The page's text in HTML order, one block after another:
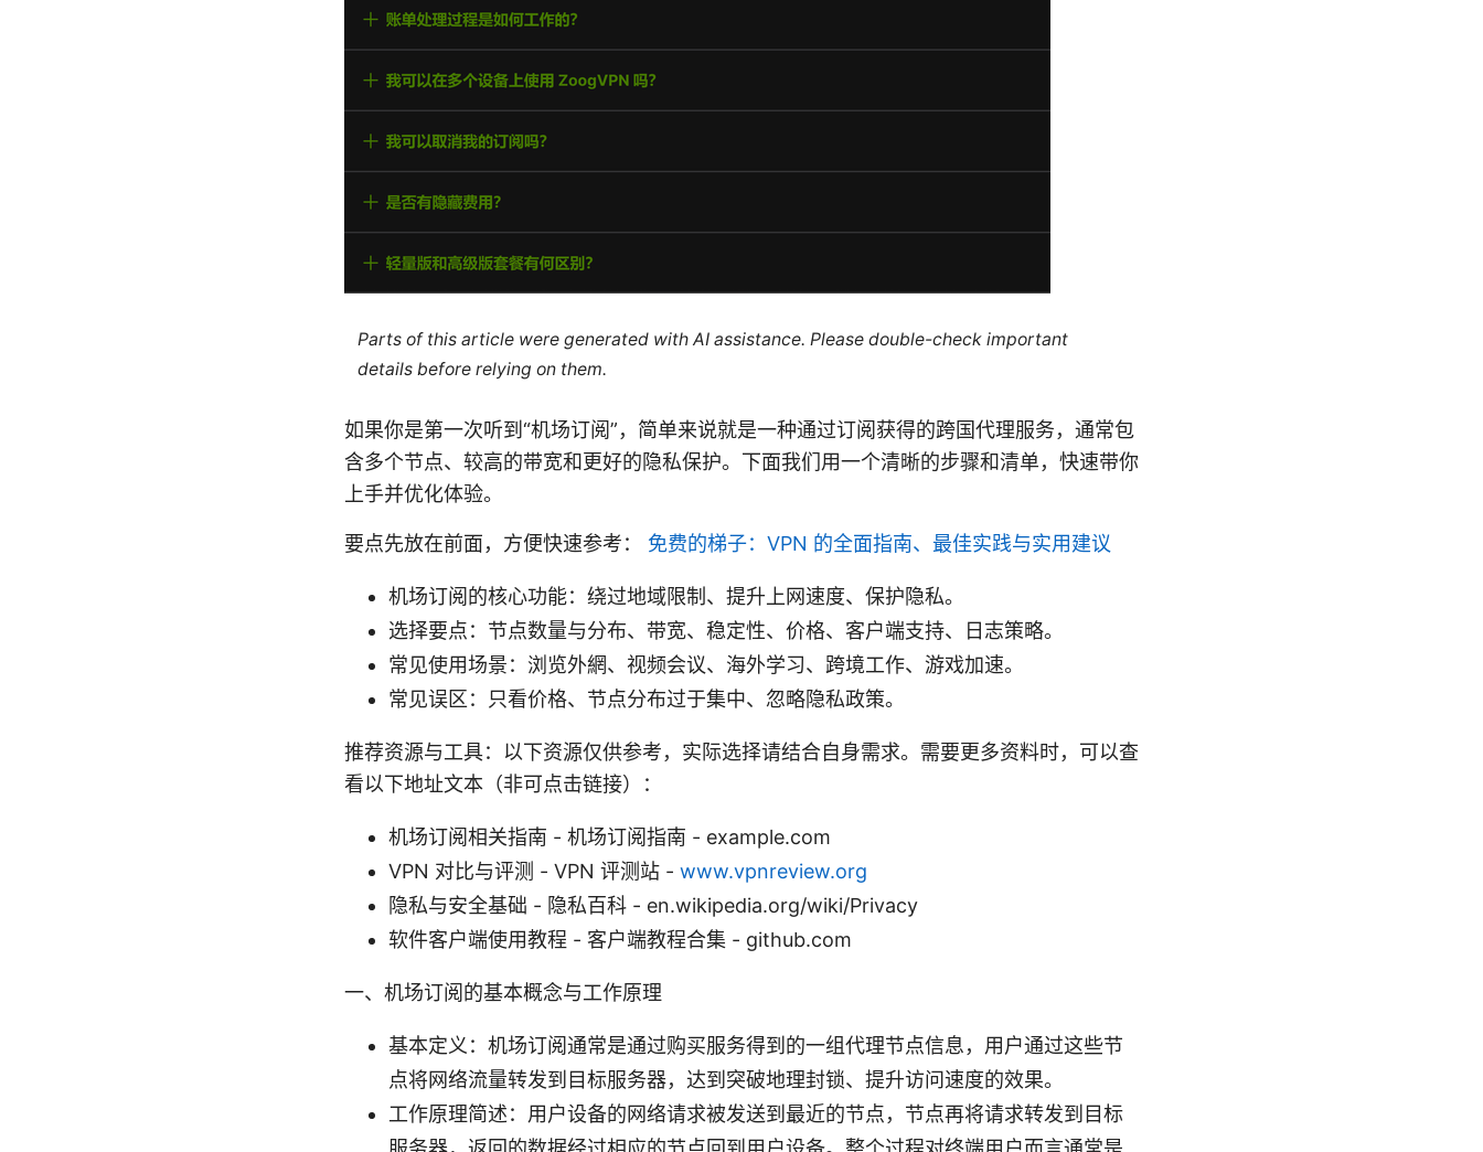
Parts of this article were generated with AI assistance. Please double-check important
details before relying on them.
如果你是第一次听到“机场订阅”，简单来说就是一种通过订阅获得的跨国代理服务，通常包
含多个节点、较高的带宽和更好的隐私保护。下面我们用一个清晰的步骤和清单，快速带你
上手并优化体验。
要点先放在前面，方便快速参考： 免费的梯子：VPN 的全面指南、最佳实践与实用建议
机场订阅的核心功能：绕过地域限制、提升上网速度、保护隐私。
选择要点：节点数量与分布、带宽、稳定性、价格、客户端支持、日志策略。
常见使用场景：浏览外網、视频会议、海外学习、跨境工作、游戏加速。
常见误区：只看价格、节点分布过于集中、忽略隐私政策。
推荐资源与工具：以下资源仅供参考，实际选择请结合自身需求。需要更多资料时，可以查
看以下地址文本（非可点击链接）：
机场订阅相关指南 - 机场订阅指南 - example.com
VPN 对比与评测 - VPN 评测站 - www.vpnreview.org
隐私与安全基础 - 隐私百科 - en.wikipedia.org/wiki/Privacy
软件客户端使用教程 - 客户端教程合集 - github.com
一、机场订阅的基本概念与工作原理
基本定义：机场订阅通常是通过购买服务得到的一组代理节点信息，用户通过这些节
点将网络流量转发到目标服务器，达到突破地理封锁、提升访问速度的效果。
工作原理简述：用户设备的网络请求被发送到最近的节点，节点再将请求转发到目标